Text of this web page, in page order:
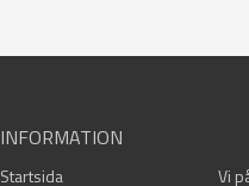
INFORMATION
Startsida Vi